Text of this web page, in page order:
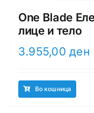
One Blade
лице и тело
3.955,00ден
Во кошница